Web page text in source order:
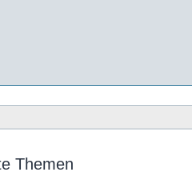
Themen